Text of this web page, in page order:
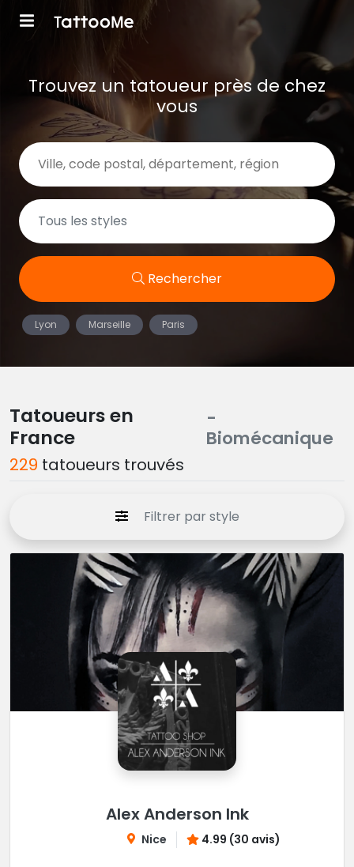
Trouvez un tatoueur près de chez
vous
Rechercher
Lyon Marseille Paris
Tatoueurs en
France
-
Biomécanique
229 tatoueurs trouvés
Filtrer par style
Alex Anderson Ink
Nice 4.99 (30 avis)